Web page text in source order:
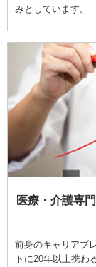
みとしています。
医療・介護専
前身のキャリアブ
トに20年以上携わ